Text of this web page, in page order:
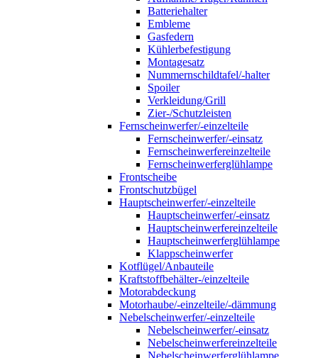
Batteriehalter
Embleme
Gasfedern
Kühlerbefestigung
Montagesatz
Nummernschildtafel/-halter
Spoiler
Verkleidung/Grill
Zier-/Schutzleisten
Fernscheinwerfer/-einzelteile
Fernscheinwerfer/-einsatz
Fernscheinwerfereinzelteile
Fernscheinwerferglühlampe
Frontscheibe
Frontschutzbügel
Hauptscheinwerfer/-einzelteile
Hauptscheinwerfer/-einsatz
Hauptscheinwerfereinzelteile
Hauptscheinwerferglühlampe
Klappscheinwerfer
Kotflügel/Anbauteile
Kraftstoffbehälter-/einzelteile
Motorabdeckung
Motorhaube/-einzelteile/-dämmung
Nebelscheinwerfer/-einzelteile
Nebelscheinwerfer/-einsatz
Nebelscheinwerfereinzelteile
Nebelscheinwerferglühlampe